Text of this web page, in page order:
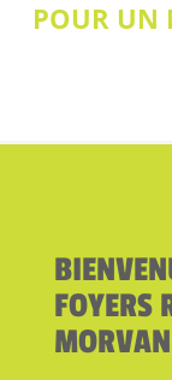
POUR UN
FOYERS
MORVAN